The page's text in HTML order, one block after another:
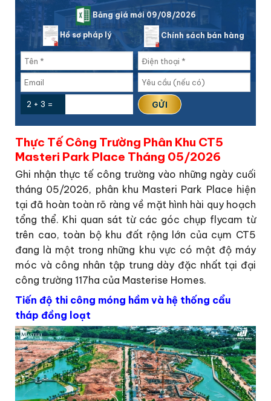
Bảng giá mới 09/08/2026
Hồ sơ pháp lý Chính sách bán hàng
2 + 3 =
Thực Tế Công Trường Phân Khu CT5
Masteri Park Place Tháng 05/2026
Ghi nhận thực tế công trường vào những ngày cuối
tháng 05/2026, phân khu Masteri Park Place hiện
tại đã hoàn toàn rõ ràng về mặt hình hài quy hoạch
tổng thể. Khi quan sát từ các góc chụp flycam từ
trên cao, toàn bộ khu đất rộng lớn của cụm CT5
đang là một trong những khu vực có mật độ máy
móc và công nhân tập trung dày đặc nhất tại đại
công trường 117ha của Masterise Homes.
Tiến độ thi công móng hầm và hệ thống cẩu
tháp đồng loạt